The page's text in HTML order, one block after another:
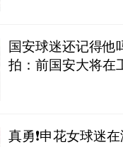
国安球迷还记得他
拍：前国安大将在
真勇❗️申花女球迷